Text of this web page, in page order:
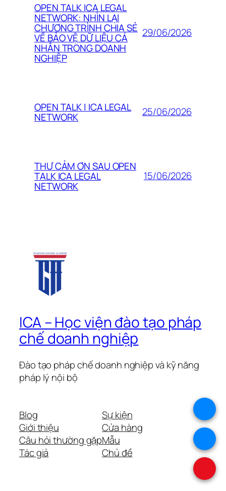
OPEN TALK ICA LEGAL
NETWORK: NHÌN LẠI
CHƯƠNG TRÌNH CHIA SẺ
VỀ BẢO VỆ DỮ LIỆU CÁ
NHÂN TRONG DOANH
NGHIỆP
29/06/2026
OPEN TALK | ICA LEGAL
NETWORK 25/06/2026
THƯ CẢM ƠN SAU OPEN
TALK ICA LEGAL
NETWORK
15/06/2026
ICA – Học viện đào tạo pháp
chế doanh nghiệp
Đào tạo pháp chế doanh nghiệp và kỹ năng
pháp lý nội bộ
Blog
Giới thiệu
Câu hỏi thường gặp
Tác giả
Sự kiện
Cửa hàng
Mẫu
Chủ đề